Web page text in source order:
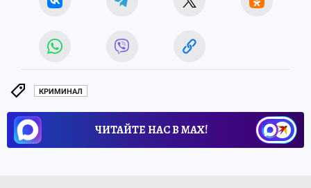
КРИМИНАЛ
ЧИТАЙТЕ НАС В МАХ!